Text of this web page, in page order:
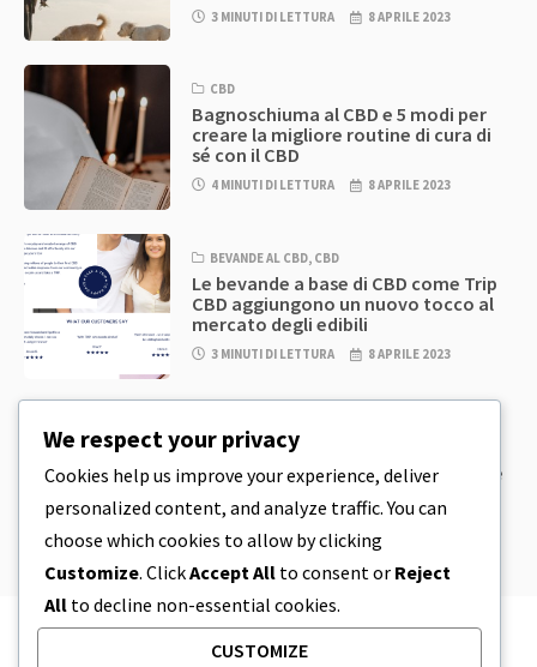
3 MINUTI DI LETTURA 8 APRILE 2023
CBD
Bagnoschiuma al CBD e 5 modi per
creare la migliore routine di cura di
sé con il CBD
4 MINUTI DI LETTURA 8 APRILE 2023
BEVANDE AL CBD, CBD
Le bevande a base di CBD come Trip
CBD aggiungono un nuovo tocco al
mercato degli edibili
3 MINUTI DI LETTURA 8 APRILE 2023
CBD EDIBLES
Pasta per biscotti al CBD e prodotti
commestibili al CBD incredibilmente
semplici da preparare in casa
5 MINUTI DI LETTURA
We respect your privacy
Cookies help us improve your experience, deliver
personalized content, and analyze traffic. You can
choose which cookies to allow by clicking
Customize. ClickAccept All to consent or Reject
All to decline non-essential cookies.
CUSTOMIZE